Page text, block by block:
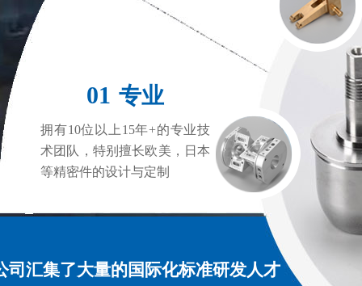
司汇集了大量的国际化标准研发人才
01 专业
拥有10位以上15年+的专业技
术团队，特别擅长欧美，日本
等精密件的设计与定制